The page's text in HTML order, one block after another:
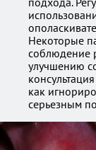
Некоторые
соблюдение
улучшению
как
серьезным